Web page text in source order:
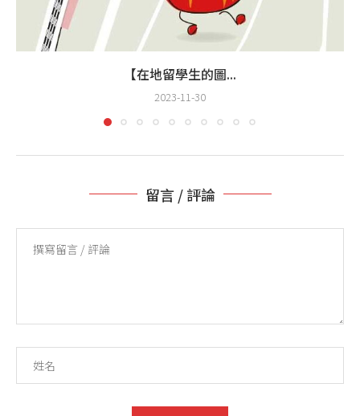
【在地留學生的圖...
2023-11-30
留言 / 評論